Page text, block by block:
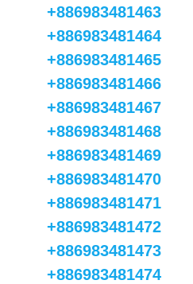
+886983481463
+886983481464
+886983481465
+886983481466
+886983481467
+886983481468
+886983481469
+886983481470
+886983481471
+886983481472
+886983481473
+886983481474